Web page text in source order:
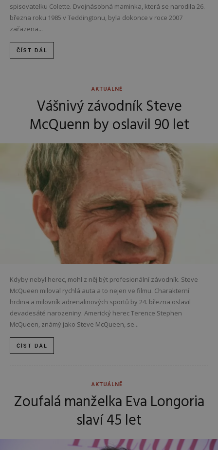
spisovatelku Colette. Dvojnásobná maminka, která se narodila 26.
března roku 1985 v Teddingtonu, byla dokonce v roce 2007
zařazena...
ČÍST DÁL
AKTUÁLNĚ
Vášnivý závodník Steve
McQuenn by oslavil 90 let
Kdyby nebyl herec, mohl z něj být profesionální závodník. Steve
McQueen miloval rychlá auta a to nejen ve filmu. Charakterní
hrdina a milovník adrenalinových sportů by 24. března oslavil
devadesáté narozeniny. Americký herec Terence Stephen
McQueen, známý jako Steve McQueen, se...
ČÍST DÁL
AKTUÁLNĚ
Zoufalá manželka Eva Longoria
slaví 45 let